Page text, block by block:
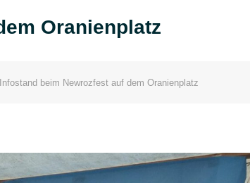
Oranienplatz
beim Newrozfest auf dem Oranienplatz